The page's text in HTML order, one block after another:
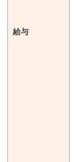
給与